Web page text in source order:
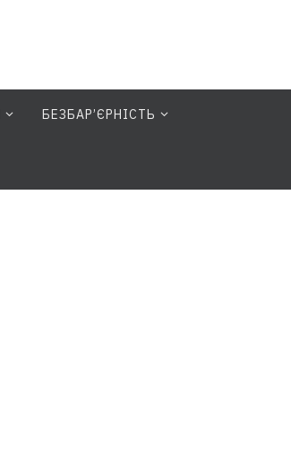
БЕЗБАР’ЄРНІСТЬ